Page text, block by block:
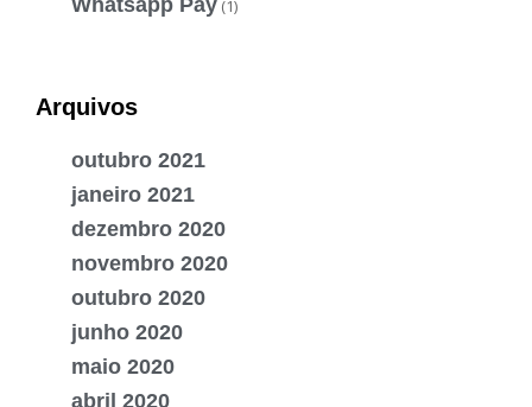
Whatsapp Pay (1)
Arquivos
outubro 2021
janeiro 2021
dezembro 2020
novembro 2020
outubro 2020
junho 2020
maio 2020
abril 2020